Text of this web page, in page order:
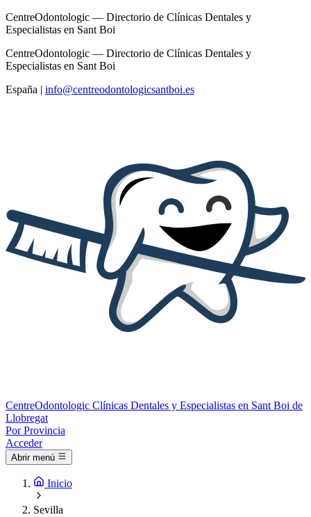
CentreOdontologic — Directorio de Clínicas Dentales y
Especialistas en Sant Boi
CentreOdontologic — Directorio de Clínicas Dentales y
Especialistas en Sant Boi
España | info@centreodontologicsantboi.es
CentreOdontologic Clínicas Dentales y Especialistas en Sant Boi de
Llobregat
Por Provincia
Acceder
Abrir menú
Inicio
Sevilla